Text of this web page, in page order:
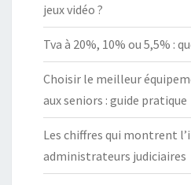
jeux vidéo ?
Tva à 20%, 10% ou 5,5% :
Choisir le meilleur
aux seniors : guide pratique
Les chiffres qui montrent
administrateurs judiciaires